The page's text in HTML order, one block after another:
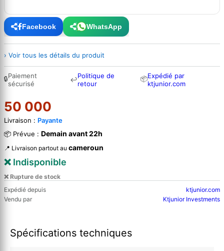
Facebook WhatsApp
› Voir tous les détails du produit
🔒Paiement
sécurisé
↩Politique de
retour
📦Expédié par
ktjunior.com
50 000
Livraison : Payante
📦 Prévue : Demain avant 22h
📍 Livraison partout au cameroun
❌ Indisponible
❌ Rupture de stock
Expédié depuis
ktjunior.com
Vendu par
Ktjunior Investments
Spécifications techniques